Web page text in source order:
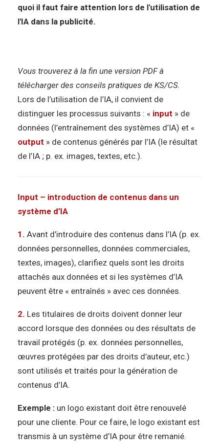
quoi il faut faire attention lors de l'utilisation de
l'IA dans la publicité.
Vous trouverez à la fin une version PDF à
télécharger des conseils pratiques de KS/CS.
Lors de l’utilisation de l’IA, il convient de
distinguer les processus suivants : « input » de
données (l’entraînement des systèmes d’IA) et «
output » de contenus générés par l’IA (le résultat
de l’IA ; p. ex. images, textes, etc.).
Input – introduction de contenus dans un
système d’IA
1. Avant d’introduire des contenus dans l’IA (p. ex.
données personnelles, données commerciales,
textes, images), clarifiez quels sont les droits
attachés aux données et si les systèmes d’IA
peuvent être « entraînés » avec ces données.
2. Les titulaires de droits doivent donner leur
accord lorsque des données ou des résultats de
travail protégés (p. ex. données personnelles,
œuvres protégées par des droits d’auteur, etc.)
sont utilisés et traités pour la génération de
contenus d’IA.
Exemple : un logo existant doit être renouvelé
pour une cliente. Pour ce faire, le logo existant est
transmis à un système d’IA pour être remanié.